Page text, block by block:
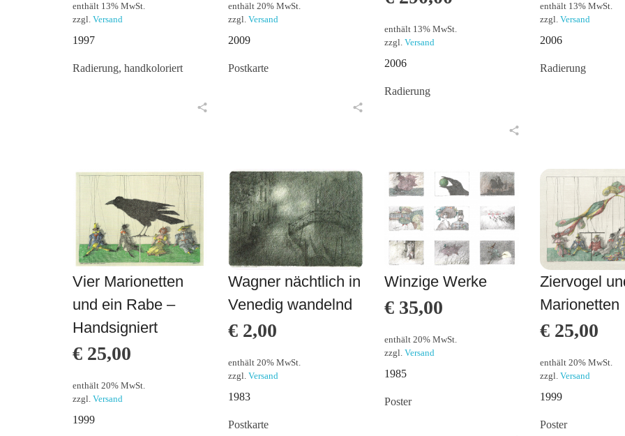
enthält 13% MwSt.
zzgl. Versand
1997
Radierung, handkoloriert
enthält 20% MwSt.
zzgl.Versand
2009
Postkarte
enthält 13% MwSt.
zzgl. Versand
2006
Radierung
enthält 13% MwSt.
zzgl. Versand
2006
Radierung
Vier Marionetten
und ein Rabe –
Handsigniert
€ 25,00
enthält 20% MwSt.
zzgl. Versand
1999
Wagner nächtlich in
Venedig wandelnd
€ 2,00
enthält 20% MwSt.
zzgl.Versand
1983
Postkarte
Winzige Werke
€35,00
enthält 20% MwSt.
zzgl. Versand
1985
Poster
Ziervogel
Marionetten
€25,00
enthält 20% MwSt.
zzgl. Versand
1999
Poster